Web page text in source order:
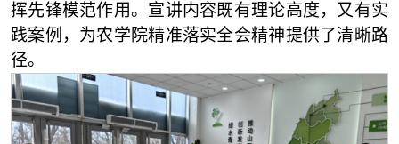
挥先锋模范作用。宣讲内容既有理论高度，又有实
践案例，为农学院精准落实全会精神提供了清晰路
径。